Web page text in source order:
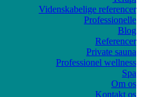
Videnskabelige referencer
Professionelle
Blog
Referencer
Private sauna
Professionel wellness
Spa
Om os
Kontakt os